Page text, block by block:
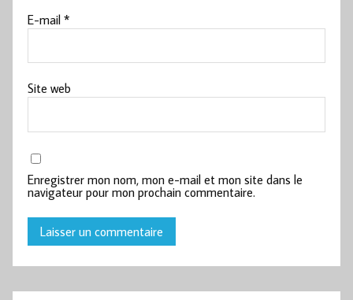
E-mail*
Site web
Enregistrer mon nom, mon e-mail et mon site dans le
navigateur pour mon prochain commentaire.